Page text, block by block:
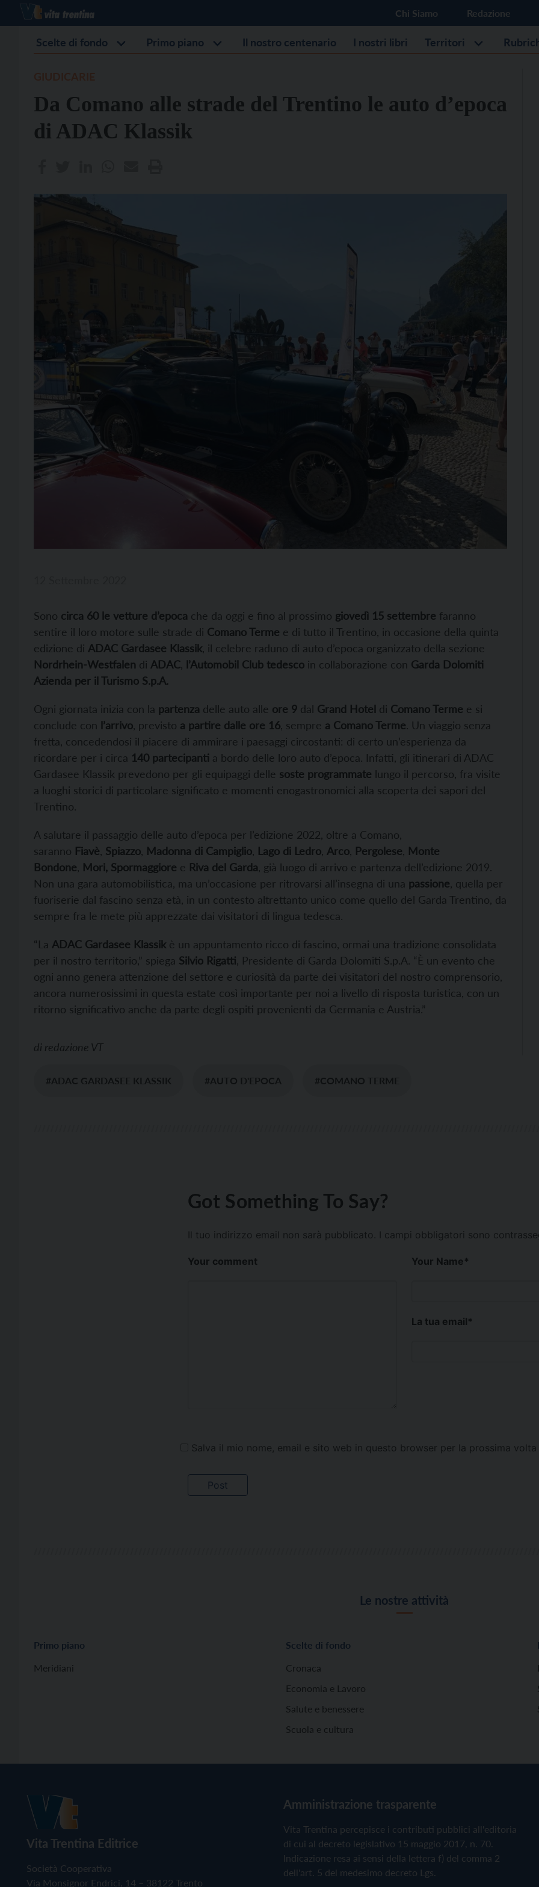
Chi Siamo Redazione
Scelte di fondo Primo piano Il nostro centenario I nostri libri Territori
Da Comano alle strade del Trentino le auto d’epoca
di ADAC Klassik
Sono circa 60 le vetture d’epoca che da oggi e fino al prossimo giovedì 15 settembre faranno
sentire il loro motore sulle strade di Comano Terme e di tutto il Trentino, in occasione della quinta
edizione di ADAC Gardasee Klassik, il celebre raduno di auto d’epoca organizzato della sezione
Nordrhein-Westfalen di ADAC, l’Automobil Club tedesco in collaborazione con Garda Dolomiti
Azienda per il Turismo S.p.A.
Ogni giornata inizia con la partenza delle auto alle ore 9 dal Grand Hotel di Comano Terme e si
conclude con l’arrivo, previsto a partire dalle ore 16, sempre a Comano Terme. Un viaggio senza
fretta, concedendosi il piacere di ammirare i paesaggi circostanti: di certo un’esperienza da
ricordare per i circa 140 partecipanti a bordo delle loro auto d’epoca. Infatti, gli itinerari di ADAC
Gardasee Klassik prevedono per gli equipaggi delle soste programmate lungo il percorso, fra visite
a luoghi storici di particolare significato e momenti enogastronomici alla scoperta dei sapori del
Trentino.
A salutare il passaggio delle auto d’epoca per l’edizione 2022, oltre a Comano,
saranno Fiavè, Spiazzo, Madonna di Campiglio, Lago di Ledro, Arco, Pergolese, Monte
Bondone, Mori, Spormaggiore e Riva del Garda, già luogo di arrivo e partenza dell’edizione 2019.
Non una gara automobilistica, ma un’occasione per ritrovarsi all’insegna di una passione, quella per
fuoriserie dal fascino senza età, in un contesto altrettanto unico come quello del Garda Trentino, da
sempre fra le mete più apprezzate dai visitatori di lingua tedesca.
“La ADAC Gardasee Klassik è un appuntamento ricco di fascino, ormai una tradizione consolidata
per il nostro territorio,” spiega Silvio Rigatti, Presidente di Garda Dolomiti S.p.A. “È un evento che
ogni anno genera attenzione del settore e curiosità da parte dei visitatori del nostro comprensorio,
ancora numerosissimi in questa estate così importante per noi a livello di risposta turistica, con un
ritorno significativo anche da parte degli ospiti provenienti da Germania e Austria.”
di redazione VT
#ADAC GARDASEE KLASSIK #AUTO D'EPOCA #COMANO TERME
Got Something To Say?
Il tuo indirizzo email non sarà pubblicato. I campi obbligatori sono
Your comment Your Name*
La tua email*
Salva il mio nome, email e sito web in questo browser per la prossima
Le nostre attività
Primo piano
Meridiani
Scelte di fondo
Cronaca
Economia e Lavoro
Salute e benessere
Scuola e cultura
Vita Trentina Editrice
Società Cooperativa
Via Monsignor Endrici, 14 – 38122 Trento
Amministrazione trasparente
Vita Trentina percepisce i contributi pubblici all'editoria
di cui al decreto legislativo 15 maggio 2017, n. 70.
Indicazione resa ai sensi della lettera f) del comma 2
dell'art. 5 del medesimo decreto Lgs.